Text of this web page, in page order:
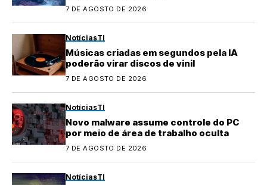
7 DE AGOSTO DE 2026
NotíciasTI
Músicas criadas em segundos pela IA
poderão virar discos de vinil
7 DE AGOSTO DE 2026
NotíciasTI
Novo malware assume controle do PC
por meio de área de trabalho oculta
7 DE AGOSTO DE 2026
NotíciasTI